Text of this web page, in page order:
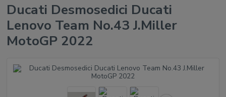
Ducati Desmosedici Ducati
Lenovo Team No.43 J.Miller
MotoGP 2022